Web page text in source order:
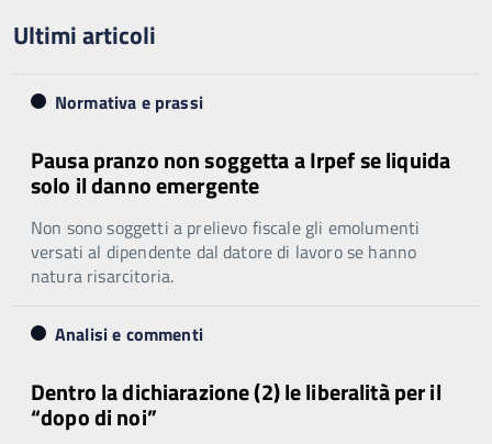
Ultimi articoli
Normativa e prassi
Pausa pranzo non soggetta a Irpef se liquida
solo il danno emergente
Non sono soggetti a prelievo fiscale gli emolumenti
versati al dipendente dal datore di lavoro se hanno
natura risarcitoria.
Analisi e commenti
Dentro la dichiarazione (2) le liberalità per il
“dopo di noi”